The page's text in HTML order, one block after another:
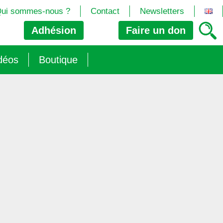
Adhésion Faire un don
sommes-nous ? Contact Newsletters
(2025)Brevets, DSI, semences, Biotech…)
Boutique